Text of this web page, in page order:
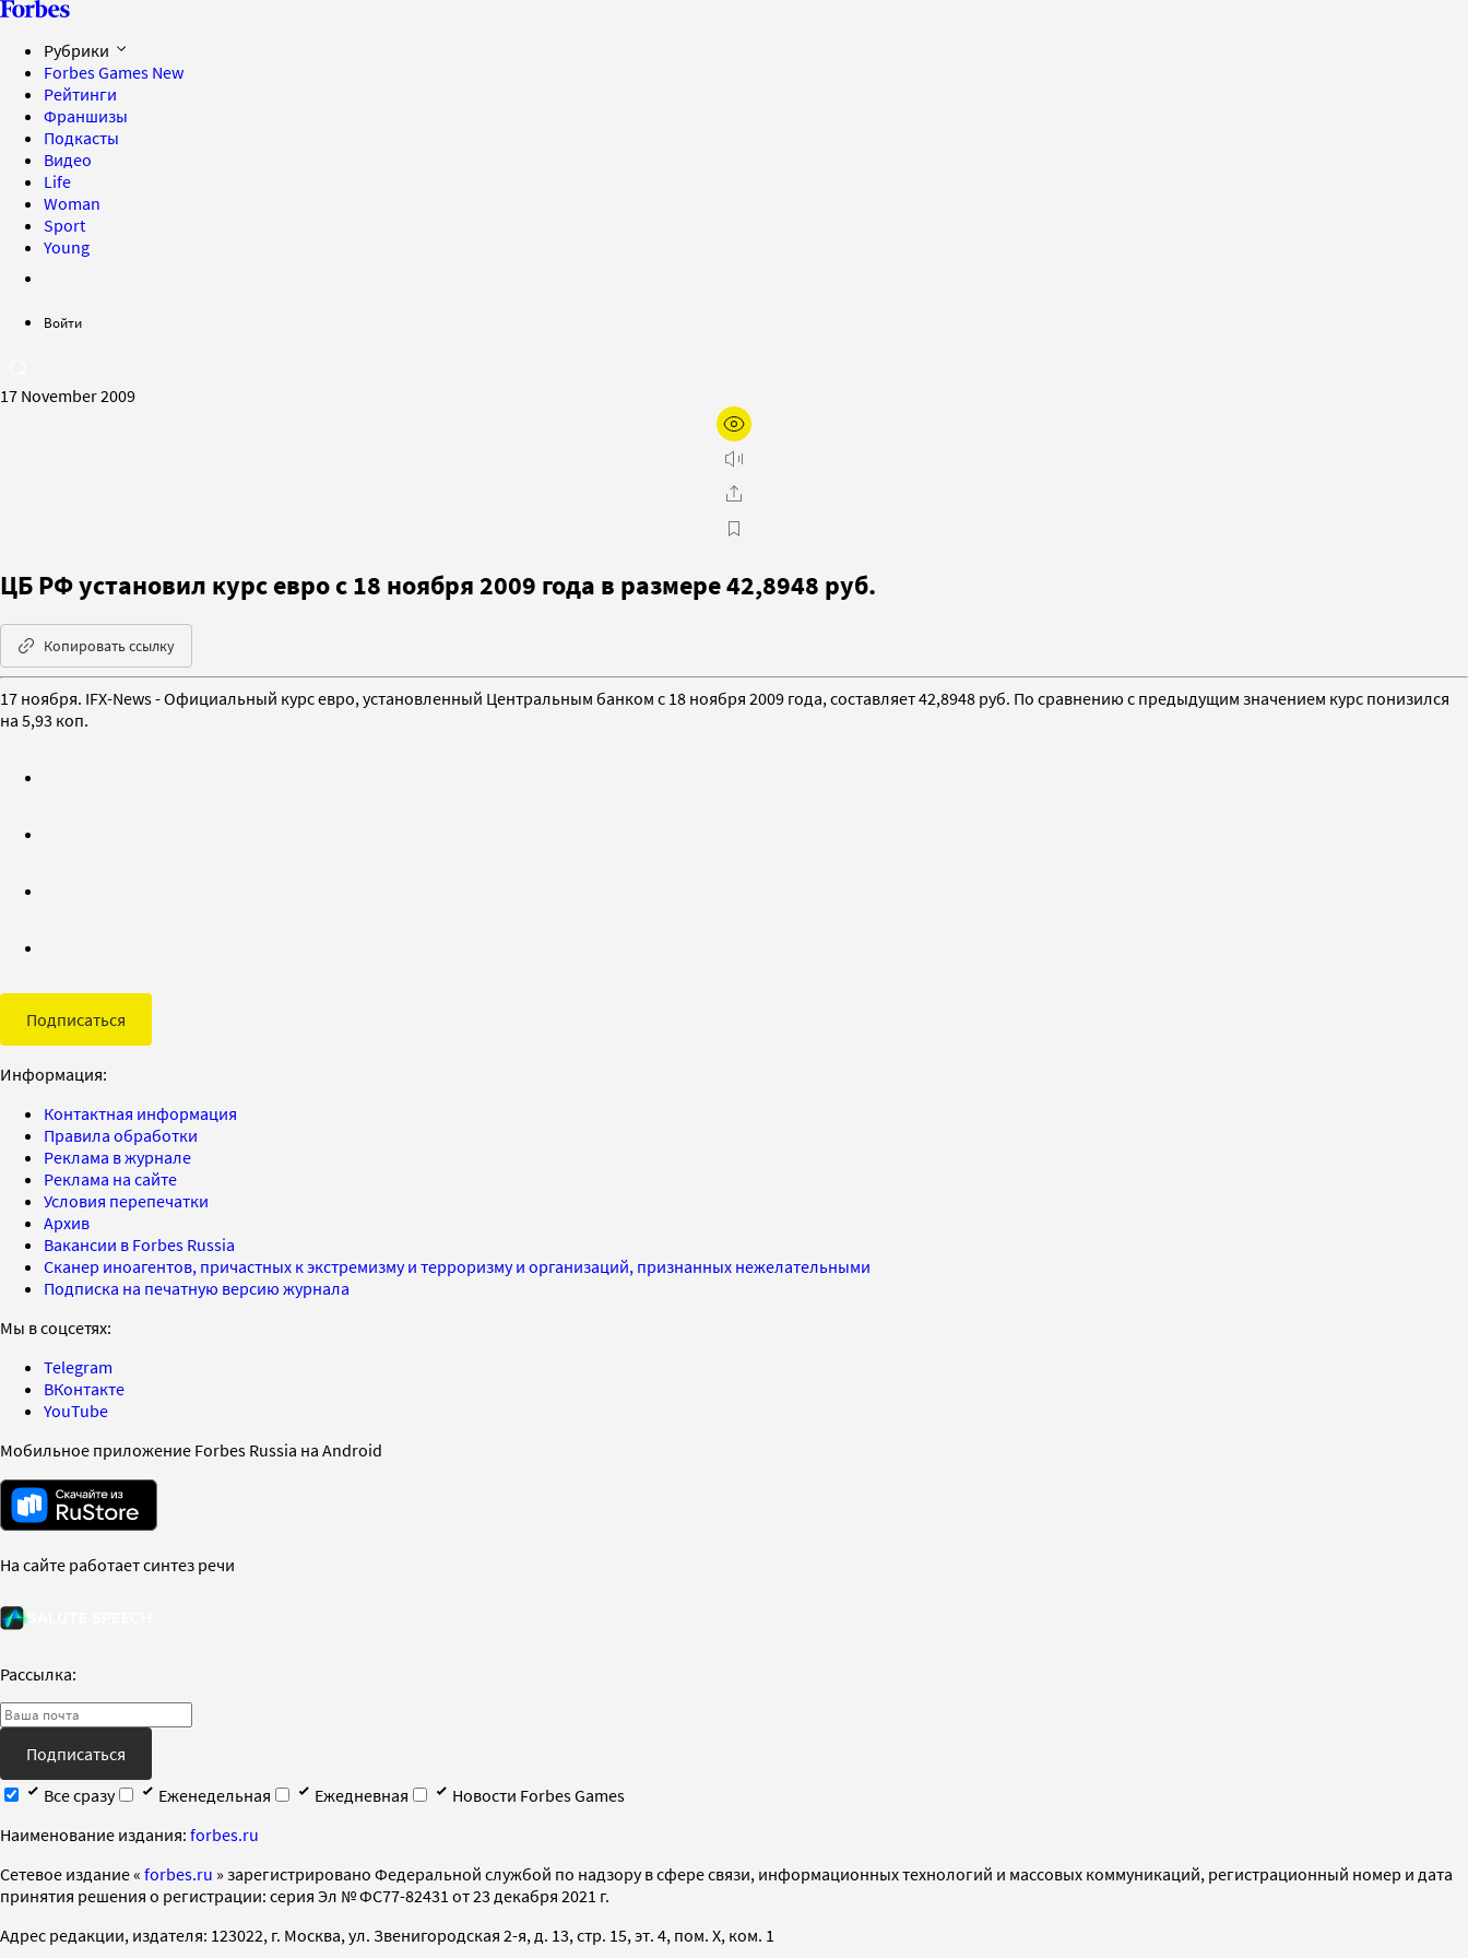
Рубрики
Forbes Games New
Рейтинги
Франшизы
Подкасты
Видео
Life
Woman
Sport
Young
Войти
17 November 2009
ЦБ РФ установил курс евро с 18 ноября 2009 года в размере 42,8948 руб.
Копировать ссылку
17 ноября. IFX-News - Официальный курс евро, установленный Центральным банком с 18 ноября 2009 года, составляет 42,8948 руб. По сравнению с предыдущим значением курс понизился
на 5,93 коп.
Подписаться
Информация:
Контактная информация
Правила обработки
Реклама в журнале
Реклама на сайте
Условия перепечатки
Архив
Вакансии в Forbes Russia
Сканер иноагентов, причастных к экстремизму и терроризму и организаций, признанных нежелательными
Подписка на печатную версию журнала
Мы в соцсетях:
Telegram
ВКонтакте
YouTube
Мобильное приложение Forbes Russia на Android
На сайте работает синтез речи
Рассылка:
Подписаться
Все сразу
Еженедельная Ежедневная
Новости Forbes Games
Наименование издания: forbes.ru
Cетевое издание « forbes.ru » зарегистрировано Федеральной службой по надзору в сфере связи, информационных технологий и массовых коммуникаций, регистрационный номер и дата
принятия решения о регистрации: серия Эл № ФС77-82431 от 23 декабря 2021 г.
Адрес редакции, издателя: 123022, г. Москва, ул. Звенигородская 2-я, д. 13, стр. 15, эт. 4, пом. X, ком. 1